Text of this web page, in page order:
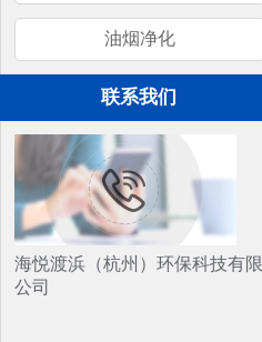
油烟净化
联系我们
海悦渡浜（杭州）环保科技有限
公司